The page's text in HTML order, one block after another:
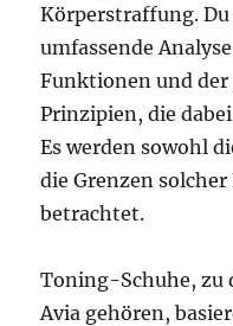
Körperstraffung.
umfassende
Funktionen und
Prinzipien, die
Es werden sowohl
die Grenzen
betrachtet.
Toning-Schuhe, zu
Avia gehören,